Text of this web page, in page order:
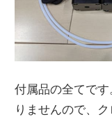
付属品の全てで
りませんので、ク